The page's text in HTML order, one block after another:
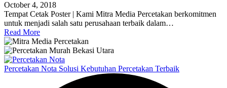
October 4, 2018
Tempat Cetak Poster | Kami Mitra Media Percetakan berkomitmen
untuk menjadi salah satu perusahaan terbaik dalam…
Read More
Percetakan Nota Solusi Kebutuhan Percetakan Terbaik